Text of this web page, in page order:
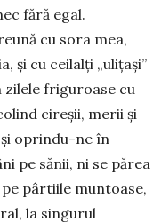
fără egal.
cu sora mea,
și cu ceilalți „ulițași”
zilele friguroase cu
cireșii, merii și
oprindu-ne în
pe sănii, ni se părea
pârtiile mun­toase,
la singu­rul